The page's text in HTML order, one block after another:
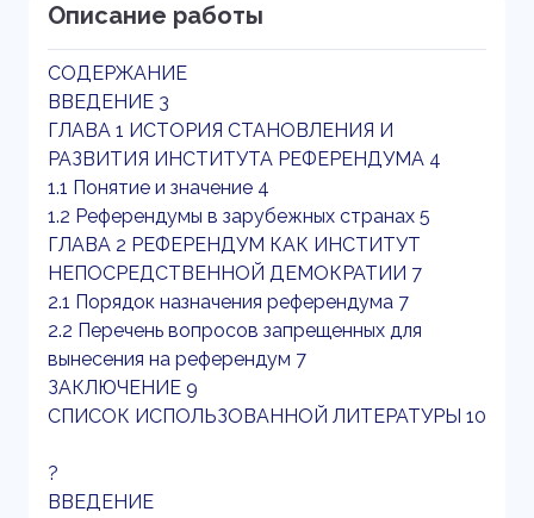
Описание работы
СОДЕРЖАНИЕ
ВВЕДЕНИЕ 3
ГЛАВА 1 ИСТОРИЯ СТАНОВЛЕНИЯ И
РАЗВИТИЯ ИНСТИТУТА РЕФЕРЕНДУМА 4
1.1 Понятие и значение 4
1.2 Референдумы в зарубежных странах 5
ГЛАВА 2 РЕФЕРЕНДУМ КАК ИНСТИТУТ
НЕПОСРЕДСТВЕННОЙ ДЕМОКРАТИИ 7
2.1 Порядок назначения референдума 7
2.2 Перечень вопросов запрещенных для
вынесения на референдум 7
ЗАКЛЮЧЕНИЕ 9
СПИСОК ИСПОЛЬЗОВАННОЙ ЛИТЕРАТУРЫ 10
?
ВВЕДЕНИЕ